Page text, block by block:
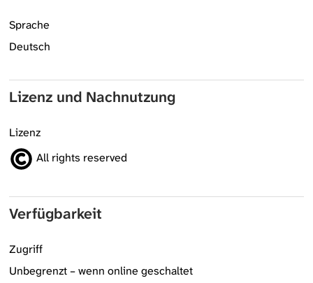
Sprache
Deutsch
Lizenz und Nachnutzung
Lizenz
All rights reserved
Verfügbarkeit
Zugriff
Unbegrenzt – wenn online geschaltet